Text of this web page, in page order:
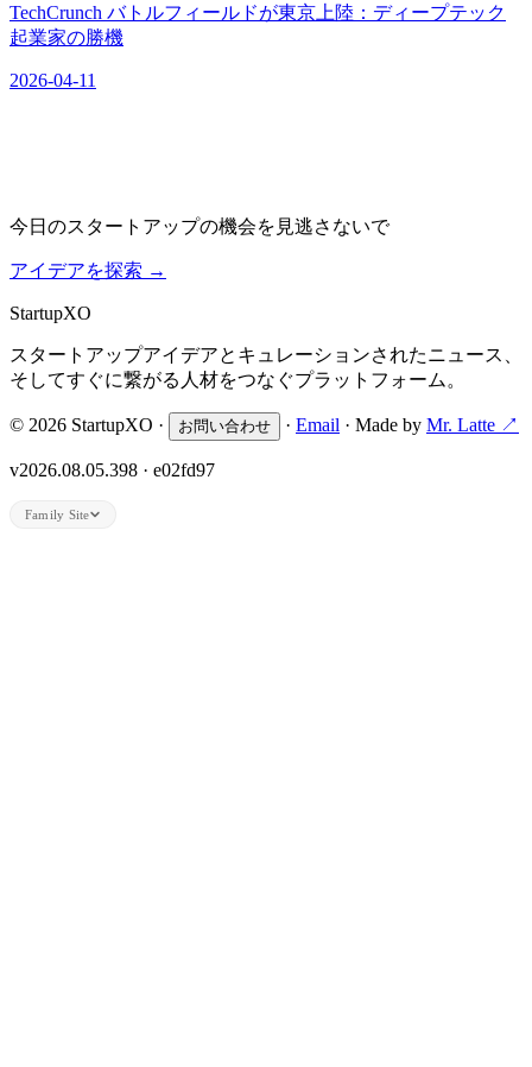
TechCrunch バトルフィールドが東京上陸：ディープテック
起業家の勝機
2026-04-11
今日のスタートアップの機会を見逃さないで
アイデアを探索 →
StartupXO
スタートアップアイデアとキュレーションされたニュース、
そしてすぐに繋がる人材をつなぐプラットフォーム。
© 2026 StartupXO · お問い合わせ · Email · Made by Mr. Latte ↗
v2026.08.05.398 · e02fd97
Family Site